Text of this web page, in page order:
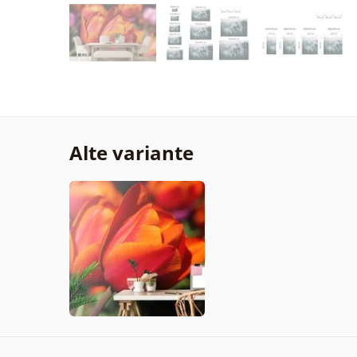
Alte variante